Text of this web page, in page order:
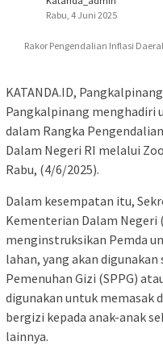
Rabu, 4 Juni 2025
Rakor Pengendalian Inflasi
KATANDA.ID,
Pangkalpinang menghadiri
dalam Rangka
Dalam Negeri RI melalui
Rabu, (4/6/2025).
Dalam kesempatan itu,
Kementerian Dalam
menginstruksikan Pemda
lahan, yang akan
Pemenuhan Gizi (SPPG)
digunakan untuk memasak
bergizi kepada anak-anak
lainnya.